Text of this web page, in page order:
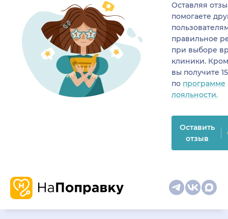
Оставляя
помогаете
правильное
при выборе
клиники.
вы получите
по программе
лояльности.
Оставить
отзыв